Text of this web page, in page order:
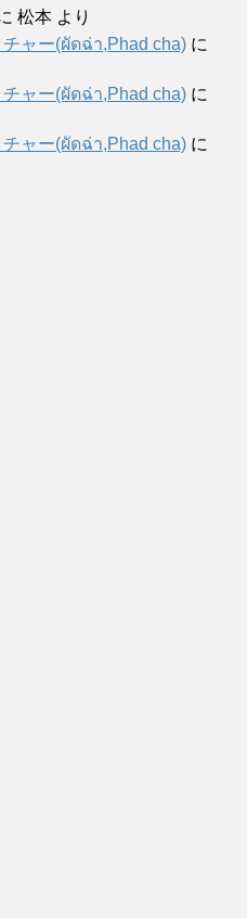
松本 より
ャー(ผัดฉ่า,Phad cha) に
ャー(ผัดฉ่า,Phad cha) に
ャー(ผัดฉ่า,Phad cha) に